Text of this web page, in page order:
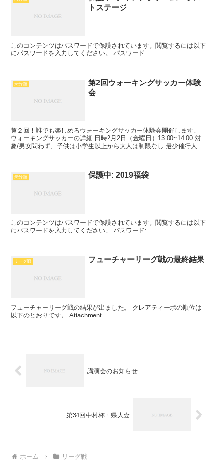
トステージ
このコンテンツはパスワードで保護されています。閲覧するには以下
にパスワードを入力してください。 パスワード:
未分類
第2回ウォーキングサッカー体験
会
第２回！誰でも楽しめるウォーキングサッカー体験会開催します。
ウォーキングサッカーの詳細 日時2月2日（金曜日）13:00~14:00 対
象/男女問わず、子供は小学生以上から大人は制限なし 最少催行人
未分類 保護中: 2019福袋
このコンテンツはパスワードで保護されています。閲覧するには以下
にパスワードを入力してください。 パスワード:
リーグ戦 フューチャーリーグ戦の最終結果
フューチャーリーグ戦の結果が出ました。 クレアティーボの順位は
以下のとおりです。 Attachment
講演会のお知らせ
第34回中村杯・県大会
ホーム リーグ戦